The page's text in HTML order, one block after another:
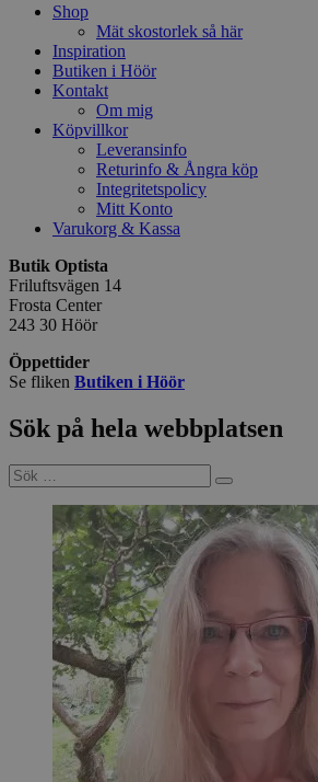
Shop
Mät skostorlek så här
Inspiration
Butiken i Höör
Kontakt
Om mig
Köpvillkor
Leveransinfo
Returinfo & Ångra köp
Integritetspolicy
Mitt Konto
Varukorg & Kassa
Butik Optista
Friluftsvägen 14
Frosta Center
243 30 Höör
Öppettider
Se fliken Butiken i Höör
Sök på hela webbplatsen
Sök
efter: